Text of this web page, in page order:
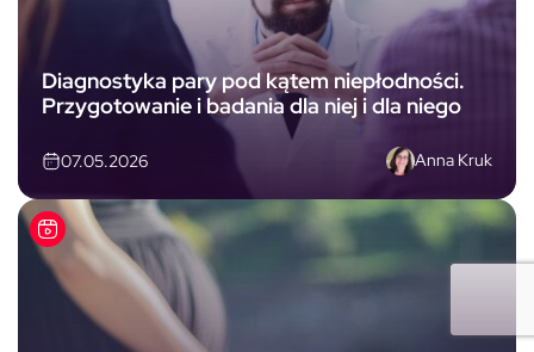
Diagnostyka pary pod kątem niepłodności.
Przygotowanie i badania dla niej i dla niego
07.05.2026 Anna Kruk